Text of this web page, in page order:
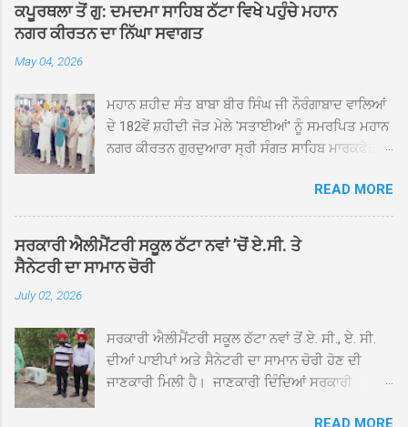
ਕਪੂਰਥਲਾ ਤੋਂ ਗੁ: ਦਮਦਮਾ ਸਾਹਿਬ ਠੱਟਾ ਵਿਖੇ ਪਹੁੰਚੇ ਮਹਾਨ
ਨਗਰ ਕੀਰਤਨ ਦਾ ਨਿੱਘਾ ਸਵਾਗਤ
May 04, 2026
ਮਹਾਨ ਸ਼ਹੀਦ ਸੰਤ ਬਾਬਾ ਬੀਰ ਸਿੰਘ ਜੀ ਨੌਰੰਗਾਬਾਦ ਵਾਲਿਆਂ
ਦੇ 182ਵੇਂ ਸ਼ਹੀਦੀ ਜੋੜ ਮੇਲੇ 'ਸਤਾਈਆਂ' ਨੂੰ ਸਮਰਪਿਤ ਮਹਾਨ
ਨਗਰ ਕੀਰਤਨ ਗੁਰਦੁਆਰਾ ਸ੍ਰੀ ਸੰਗਤ ਸਾਹਿਬ ਮਾਰਕਫੈੱਡ
ਸਰਪ੍ਰਸਤੀ ਹੇਠ, ਪੰਜ ਪਿਆਰਿਆਂ ਦੀ ਅਗਵਾਈ ਵਿੱਚ
ਮਹੱਲਾ ਸੰਤਪੁਰਾ ਤੋਂ ਪ੍ਰਾਰੰਭ ਹੋ ਕੇ ਪਿੰਡ ਭਗਤਪੁਰ,
ਭਗਵਾਨਪੁਰ, ਝੁੱਗੀਆਂ ਗੁਲਾਮ, ਮਜਾਦਪੁਰ, ਕੁੱਲੀਆਂ, ਰੱਤਾ ਨੌ
ਅਬਾਦ, ਕੋਲੀਆਂਵਾਲ, ਅੱਡਾ ਸਾਬੂਵਾਲ, ਦਰੀਏਵਾਲ,
ਵਿਖੇ ਪਹੁੰਚਣ ’ਤੇ ਮੁੱਖ ਸੇਵਾਦਾਰ ਸੰਤ ਬਾਬਾ ਹਰਜੀਤ ਸਿੰਘ ਤੇ
ਇਲਾਕੇ ਦੀਆਂ ਸੰਗਤਾਂ ਵੱਲੋਂ ਜੈਕਾਰਿਆਂ ਦੀ ਗੂੰਜ ਵਿਚ ਨਿੱਘਾ
ਸਵਾਗਤ ਕੀਤਾ ਗਿਆ। ਗੁਰਦੁਆਰਾ ਸ੍ਰੀ ਦਮਦਮਾ ਸਾਹਿਬ
READ MORE
ਸਰਕਾਰੀ ਐਲੀਮੈਂਟਰੀ ਸਕੂਲ ਠੱਟਾ ਨਵਾਂ ’ਚੋਂ ਏ.ਸੀ. ਤੇ
ਸੈਨੇਟਰੀ ਦਾ ਸਾਮਾਨ ਚੋਰੀ
July 02, 2026
ਸਰਕਾਰੀ ਐਲੀਮੈਂਟਰੀ ਸਕੂਲ ਠੱਟਾ ਨਵਾਂ ਤੋਂ ਏ. ਸੀ., ਏ. ਸੀ.
ਦੀਆਂ ਪਾਈਪਾਂ ਅਤੇ ਸੈਨੇਟਰੀ ਦਾ ਸਾਮਾਨ ਚੋਰੀ ਹੋਣ ਦੀ
ਜਾਣਕਾਰੀ ਮਿਲੀ ਹੈ। ਜਾਣਕਾਰੀ ਦਿੰਦਿਆਂ ਸਰਕਾਰੀ
READ MORE